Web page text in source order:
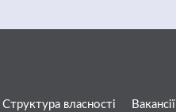
Структура власності Вакансії